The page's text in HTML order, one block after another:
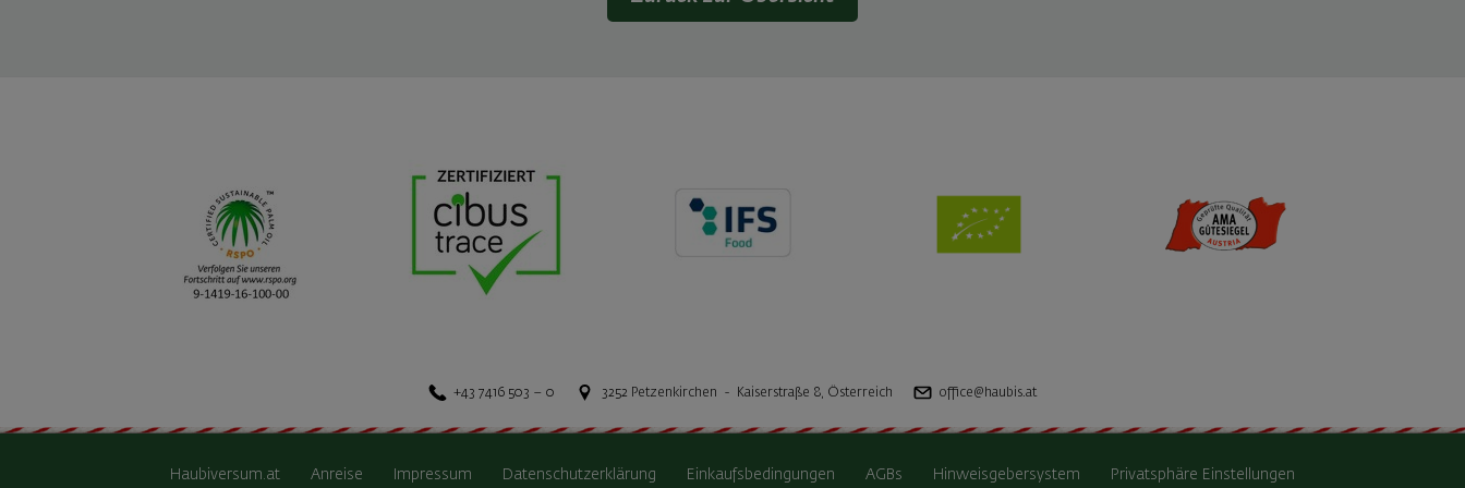
+43 7416 503 – 0 3252 Petzenkirchen - Kaiserstraße 8, Österreich office@haubis.at
Haubiversum.at Anreise Impressum Datenschutzerklärung Einkaufsbedingungen AGBs Hinweisgebersystem Privatsphäre Einstellungen